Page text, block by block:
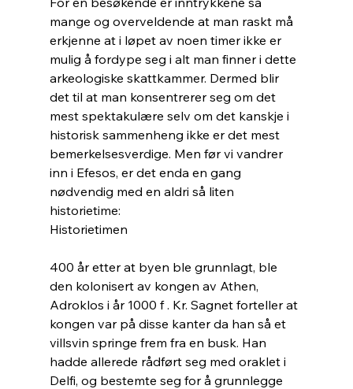
mange og overveldende at man raskt må
erkjenne at i løpet av noen timer ikke er
mulig å fordype seg i alt man finner i dette
arkeologiske skattkammer. Dermed blir
det til at man konsentrerer seg om det
mest spektakulære selv om det kanskje i
historisk sammenheng ikke er det mest
bemerkelsesverdige. Men før vi vandrer
inn i Efesos, er det enda en gang
nødvendig med en aldri så liten
historietime:
Historietimen
400 år etter at byen ble grunnlagt, ble
den kolonisert av kongen av Athen,
Adroklos i år 1000 f . Kr. Sagnet forteller at
kongen var på disse kanter da han så et
villsvin springe frem fra en busk. Han
hadde allerede rådført seg med oraklet i
Delfi, og bestemte seg for å grunnlegge